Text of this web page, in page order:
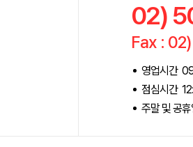
02)
Fax :
영업시간
점심시간
주말 및 공